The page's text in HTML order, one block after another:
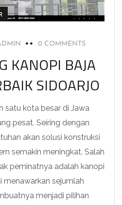
0 COMMENTS
KANOPI BAJA
SIDOARJO
satu kota besar di Jawa
pesat. Seiring dengan
akan solusi konstruksi
semakin meningkat. Salah
peminatnya adalah kanopi
menawarkan sejumlah
menjadi pilihan